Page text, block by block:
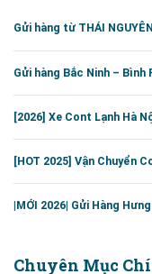
Gửi hàng từ THÁI
Gửi hàng Bắc Ninh – Bình
[2026] Xe Cont Lạnh Hà
[HOT 2025] Vận Chuyển
|MỚI 2026| Gửi Hàng
Chuyên Mục